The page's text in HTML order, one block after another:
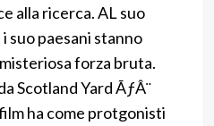
alla ricerca. AL suo
paesani stanno
forza bruta.
Scotland Yard ÃƒÂ¨
ha come protgonisti